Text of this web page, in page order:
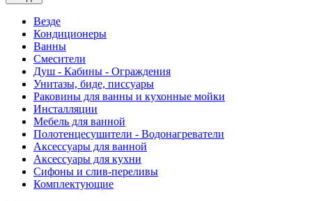
Везде
Кондиционеры
Ванны
Смесители
Душ - Кабины - Ограждения
Унитазы, биде, писсуары
Раковины для ванны и кухонные мойки
Инсталляции
Мебель для ванной
Полотенцесушители - Водонагреватели
Аксессуары для ванной
Аксессуары для кухни
Сифоны и слив-переливы
Комплектующие